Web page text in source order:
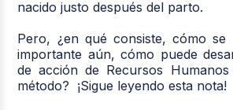
nacido justo después del parto.
Pero, ¿en qué consiste, cómo se
importante aún, cómo puede
de acción de Recursos
método? ¡Sigue leyendo esta nota!